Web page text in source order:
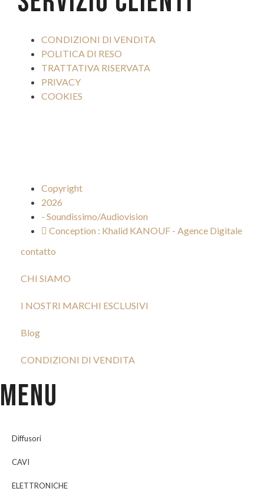
CONDIZIONI DI VENDITA
POLITICA DI RESO
TRATTATIVA RISERVATA
PRIVACY
COOKIES
Copyright
2026
- Soundissimo/Audiovision
Conception : Khalid KANOUF - Agence Digitale
contatto
CHI SIAMO
I NOSTRI MARCHI ESCLUSIVI
Blog
CONDIZIONI DI VENDITA
Menu
Diffusori
CAVI
ELETTRONICHE